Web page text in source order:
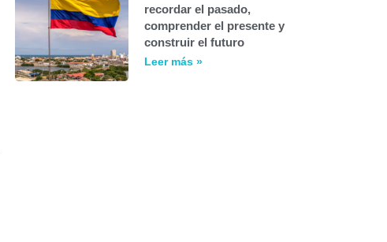
recordar el pasado,
comprender el presente y
construir el futuro
Leer más »